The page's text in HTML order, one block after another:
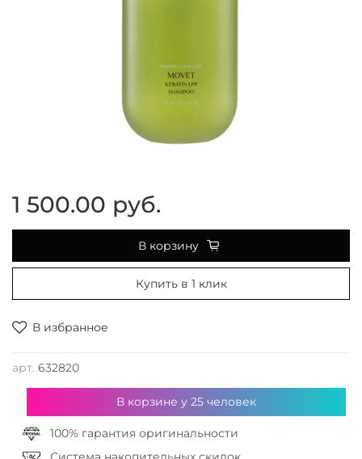
В избранное
арт. 632820
1 500.00 руб.
В корзину
Купить в 1 клик
В корзине у 25человек
100% гарантия оригинальности